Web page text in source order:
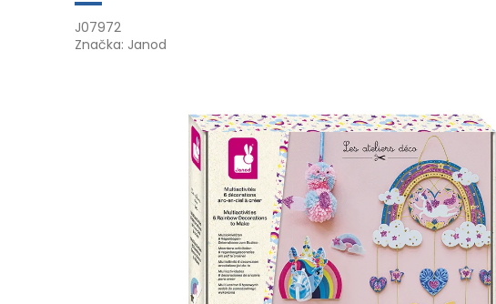
J07972
Značka: Janod